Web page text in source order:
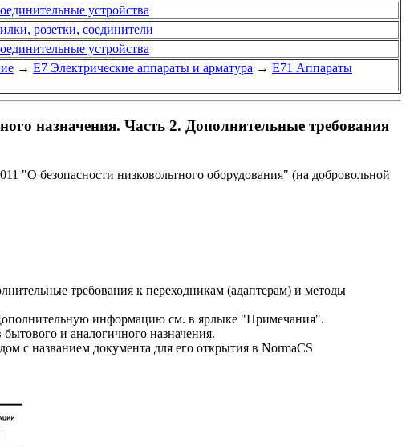
устройства
розетки, соединители
устройства
→ Е7 Электрические аппараты и арматура → Е71 Аппараты
назначения. Часть 2. Дополнительные требования
"О безопасности низковольтного оборудования" (на добровольной
требования к переходникам (адаптерам) и методы
информацию см. в ярлыке "Примечания".
и аналогичного назначения.
с названием документа для его открытия в NormaCS